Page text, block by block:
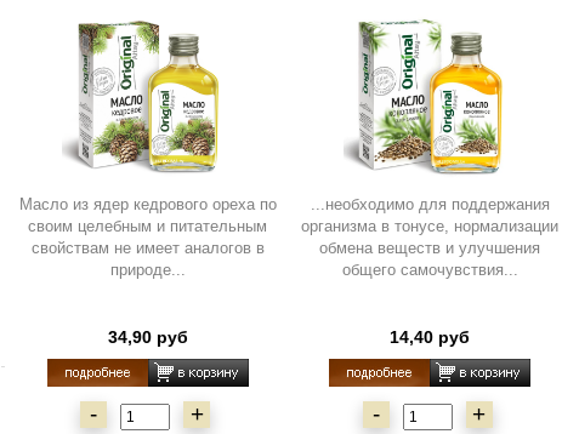
Масло из ядер кедрового ореха по
своим целебным и питательным
свойствам не имеет аналогов в
природе...
34,90 руб
- +
...необходимо для поддержания
организма в тонусе, нормализации
обмена веществ и улучшения
общего самочувствия...
14,40 руб
- +